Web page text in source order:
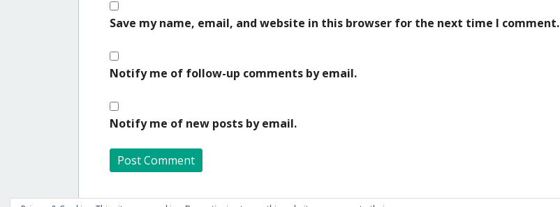
Save my name, email, and website in this browser for the next time I comment.
Notify me of follow-up comments by email.
Notify me of new posts by email.
A